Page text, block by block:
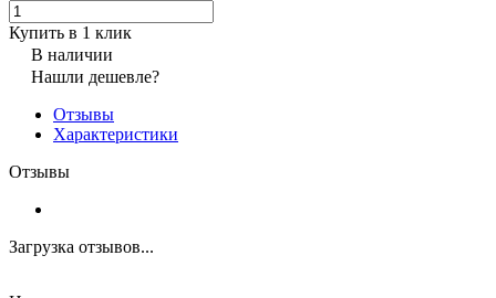
Купить в 1 клик
В наличии
Нашли дешевле?
Отзывы
Характеристики
Отзывы
Загрузка отзывов...